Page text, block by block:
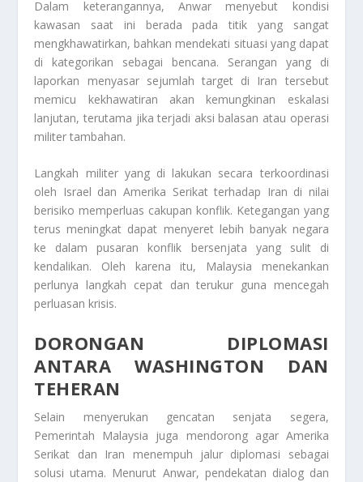
Dalam keterangannya, Anwar menyebut kondisi
kawasan saat ini berada pada titik yang sangat
mengkhawatirkan, bahkan mendekati situasi yang dapat
di kategorikan sebagai bencana. Serangan yang di
laporkan menyasar sejumlah target di Iran tersebut
memicu kekhawatiran akan kemungkinan eskalasi
lanjutan, terutama jika terjadi aksi balasan atau operasi
militer tambahan.
Langkah militer yang di lakukan secara terkoordinasi
oleh Israel dan Amerika Serikat terhadap Iran di nilai
berisiko memperluas cakupan konflik. Ketegangan yang
terus meningkat dapat menyeret lebih banyak negara
ke dalam pusaran konflik bersenjata yang sulit di
kendalikan. Oleh karena itu, Malaysia menekankan
perlunya langkah cepat dan terukur guna mencegah
perluasan krisis.
DORONGAN DIPLOMASI
ANTARA WASHINGTON DAN
TEHERAN
Selain menyerukan gencatan senjata segera,
Pemerintah Malaysia juga mendorong agar Amerika
Serikat dan Iran menempuh jalur diplomasi sebagai
solusi utama. Menurut Anwar, pendekatan dialog dan